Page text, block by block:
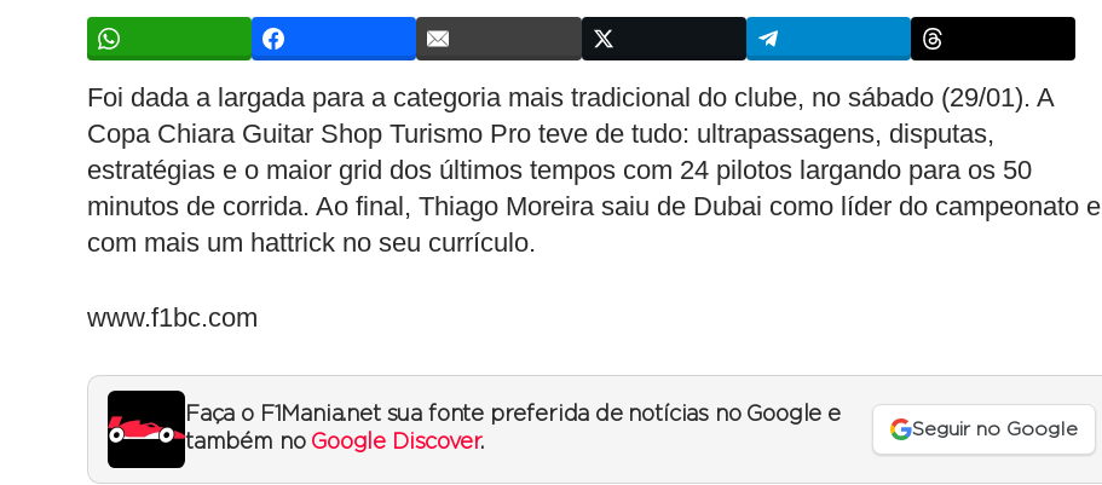
Foi dada a largada para a categoria mais tradicional do clube, no sábado (29/01). A
Copa Chiara Guitar Shop Turismo Pro teve de tudo: ultrapassagens, disputas,
estratégias e o maior grid dos últimos tempos com 24 pilotos largando para os 50
minutos de corrida. Ao final, Thiago Moreira saiu de Dubai como líder do campeonato e
com mais um hattrick no seu currículo.
www.f1bc.com
Faça o F1Mania.net sua fonte preferida de notícias no Google e
também no Google Discover.
Seguir no Google